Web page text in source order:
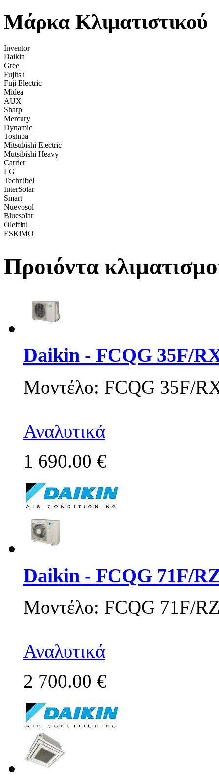
Μάρκα Κλιματιστικού
Inventor
Daikin
Gree
Fujitsu
Fuji Electric
Midea
AUX
Sharp
Mercury
Dynamic
Toshiba
Mitsubishi Electric
Mutsibishi Heavy
Carrier
LG
Technibel
InterSolar
Smart
Nuevosol
Bluesolar
Oleffini
ESKiMO
Προιόντα
Daikin - FCQG 35F/
Μοντέλο: FCQG 35F/
Αναλυτικά
1 690.00 €
Daikin - FCQG 71F/
Μοντέλο: FCQG 71F/
Αναλυτικά
2 700.00 €